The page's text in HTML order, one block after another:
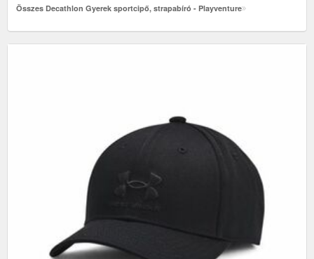
Összes Decathlon Gyerek sportcipő, strapabíró - Playventure